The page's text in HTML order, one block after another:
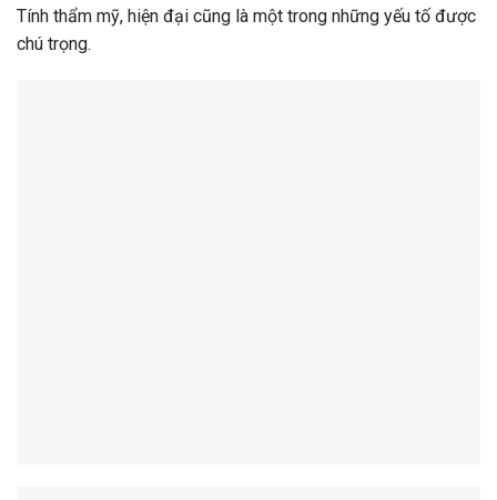
Tính thẩm mỹ, hiện đại cũng là một trong những yếu tố được
chú trọng.